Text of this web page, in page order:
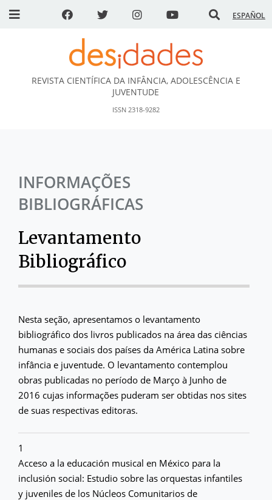
ESPAÑOL
DESidades
REVISTA CIENTÍFICA DA INFÂNCIA, ADOLESCÊNCIA E
JUVENTUDE
ISSN 2318-9282
INFORMAÇÕES
BIBLIOGRÁFICAS
Levantamento
Bibliográfico
Nesta seção, apresentamos o levantamento
bibliográfico dos livros publicados na área das ciências
humanas e sociais dos países da América Latina sobre
infância e juventude. O levantamento contemplou
obras publicadas no período de Março à Junho de
2016 cujas informações puderam ser obtidas nos sites
de suas respectivas editoras.
1
Acceso a la educación musical en México para la
inclusión social: Estudio sobre las orquestas infantiles
y juveniles de los Núcleos Comunitarios de